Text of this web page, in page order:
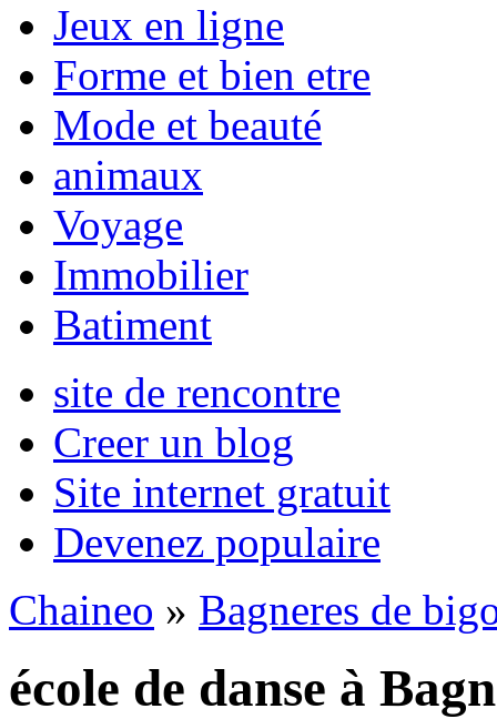
Jeux en ligne
Forme et bien etre
Mode et beauté
animaux
Voyage
Immobilier
Batiment
site de rencontre
Creer un blog
Site internet gratuit
Devenez populaire
Chaineo » Bagneres de
école de danse à